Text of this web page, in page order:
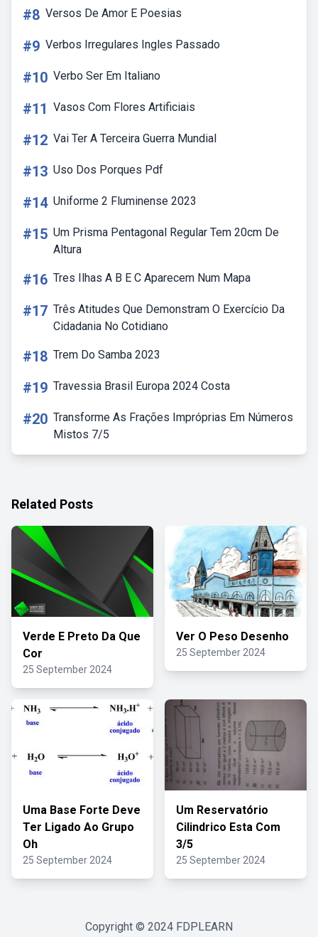
#8 Versos De Amor E Poesias
#9 Verbos Irregulares Ingles Passado
#10 Verbo Ser Em Italiano
#11 Vasos Com Flores Artificiais
#12 Vai Ter A Terceira Guerra Mundial
#13 Uso Dos Porques Pdf
#14 Uniforme 2 Fluminense 2023
#15 Um Prisma Pentagonal Regular Tem 20cm De
Altura
#16 Tres Ilhas A B E C Aparecem Num Mapa
#17 Três Atitudes Que Demonstram O Exercício Da
Cidadania No Cotidiano
#18 Trem Do Samba 2023
#19 Travessia Brasil Europa 2024 Costa
#20 Transforme As Frações Impróprias Em Números
Mistos 7/5
Related Posts
Verde E Preto Da Que
Cor
25 September 2024
Ver O Peso Desenho
25 September 2024
Uma Base Forte Deve
Ter Ligado Ao Grupo
Oh
25 September 2024
Um Reservatório
Cilindrico Esta Com
3/5
25 September 2024
Copyright © 2024 FDPLEARN